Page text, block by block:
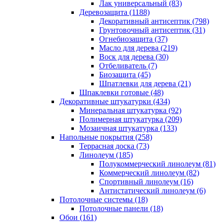
Лак универсальный (83)
Деревозащита (1188)
Декоративный антисептик (798)
Грунтовочный антисептик (31)
Огнебиозащита (37)
Масло для дерева (219)
Воск для дерева (30)
Отбеливатель (7)
Биозащита (45)
Шпатлевки для дерева (21)
Шпаклевки готовые (48)
Декоративные штукатурки (434)
Минеральная штукатурка (92)
Полимерная штукатурка (209)
Мозаичная штукатурка (133)
Напольные покрытия (258)
Террасная доска (73)
Линолеум (185)
Полукоммерческий линолеум (81)
Коммерческий линолеум (82)
Спортивный линолеум (16)
Антистатический линолеум (6)
Потолочные системы (18)
Потолочные панели (18)
Обои (161)